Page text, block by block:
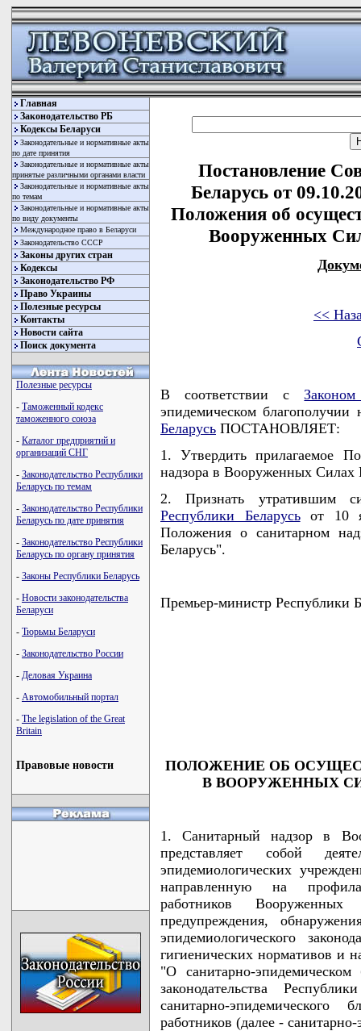
Главная
Законодательство РБ
Кодексы Беларуси
Законодательные и нормативные акты
по дате принятия
Законодательные и нормативные акты
принятые различными органами власти
Законодательные и нормативные акты
по темам
Законодательные и нормативные акты
по виду документы
Международное право в Беларуси
Законодательство СССР
Законы других стран
Кодексы
Законодательство РФ
Право Украины
Полезные ресурсы
Контакты
Новости сайта
Поиск документа
Полезные ресурсы
- Таможенный кодекс
таможенного союза
- Каталог предприятий и
организаций СНГ
- Законодательство Республики
Беларусь по темам
- Законодательство Республики
Беларусь по дате принятия
- Законодательство Республики
Беларусь по органу принятия
- Законы Республики Беларусь
- Новости законодательства
Беларуси
- Тюрьмы Беларуси
- Законодательство России
- Деловая Украина
- Автомобильный портал
- The legislation of the Great
Britain
Правовые новости
Постановление
Беларусь от
Положения об
Вооруженных
<<
В соответствии с
эпидемическом благополучии
Беларусь ПОСТАНОВЛЯЕТ:
1. Утвердить прилагаемое
надзора в Вооруженных Силах
2. Признать утратившим
Республики Беларусьот 10
Положения о санитарном
Беларусь".
Премьер-министр
ПОЛОЖЕНИЕ ОБ
В ВООРУЖЕННЫХ
1. Санитарный надзор в
представляет собой
эпидемиологических
направленную на
работников
предупреждения,
эпидемиологического
гигиенических нормативов и
"О санитарно-
законодательства
санитарно-
работников (далее -